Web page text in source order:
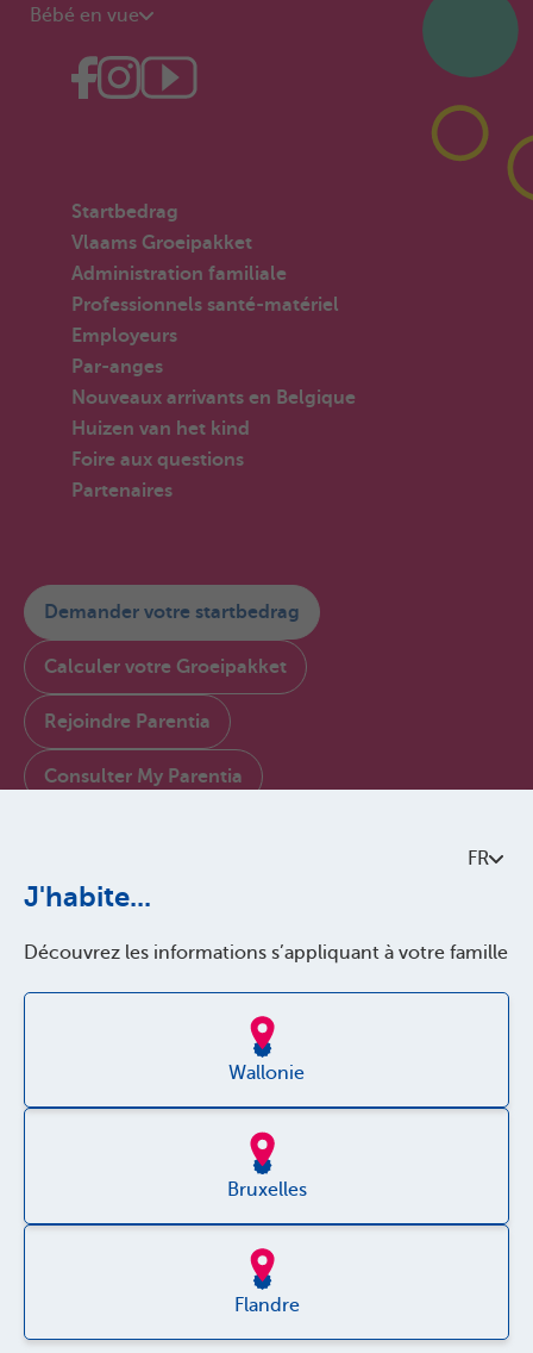
FR
J'habite...
Découvrez les informations s’appliquant à votre famille
Wallonie
Bruxelles
Flandre
Bébé en vue
Startbedrag
Vlaams Groeipakket
Administration familiale
Professionnels santé-matériel
Employeurs
Par-anges
Nouveaux arrivants en Belgique
Huizen van het kind
Foire aux questions
Partenaires
Demander votre startbedrag
Calculer votre Groeipakket
Rejoindre Parentia
Consulter My Parentia
À propos de Parentia
Accessibilité